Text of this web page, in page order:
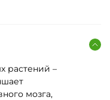
растений –
мозга,